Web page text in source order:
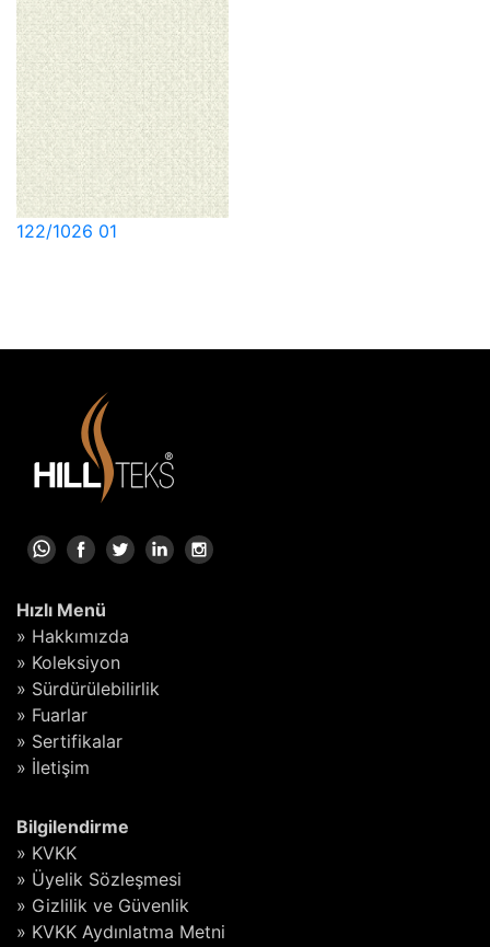
122/1026 01
Hızlı Menü
» Hakkımızda
» Koleksiyon
» Sürdürülebilirlik
» Fuarlar
» Sertifikalar
» İletişim
Bilgilendirme
» KVKK
» Üyelik Sözleşmesi
» Gizlilik ve Güvenlik
» KVKK Aydınlatma Metni